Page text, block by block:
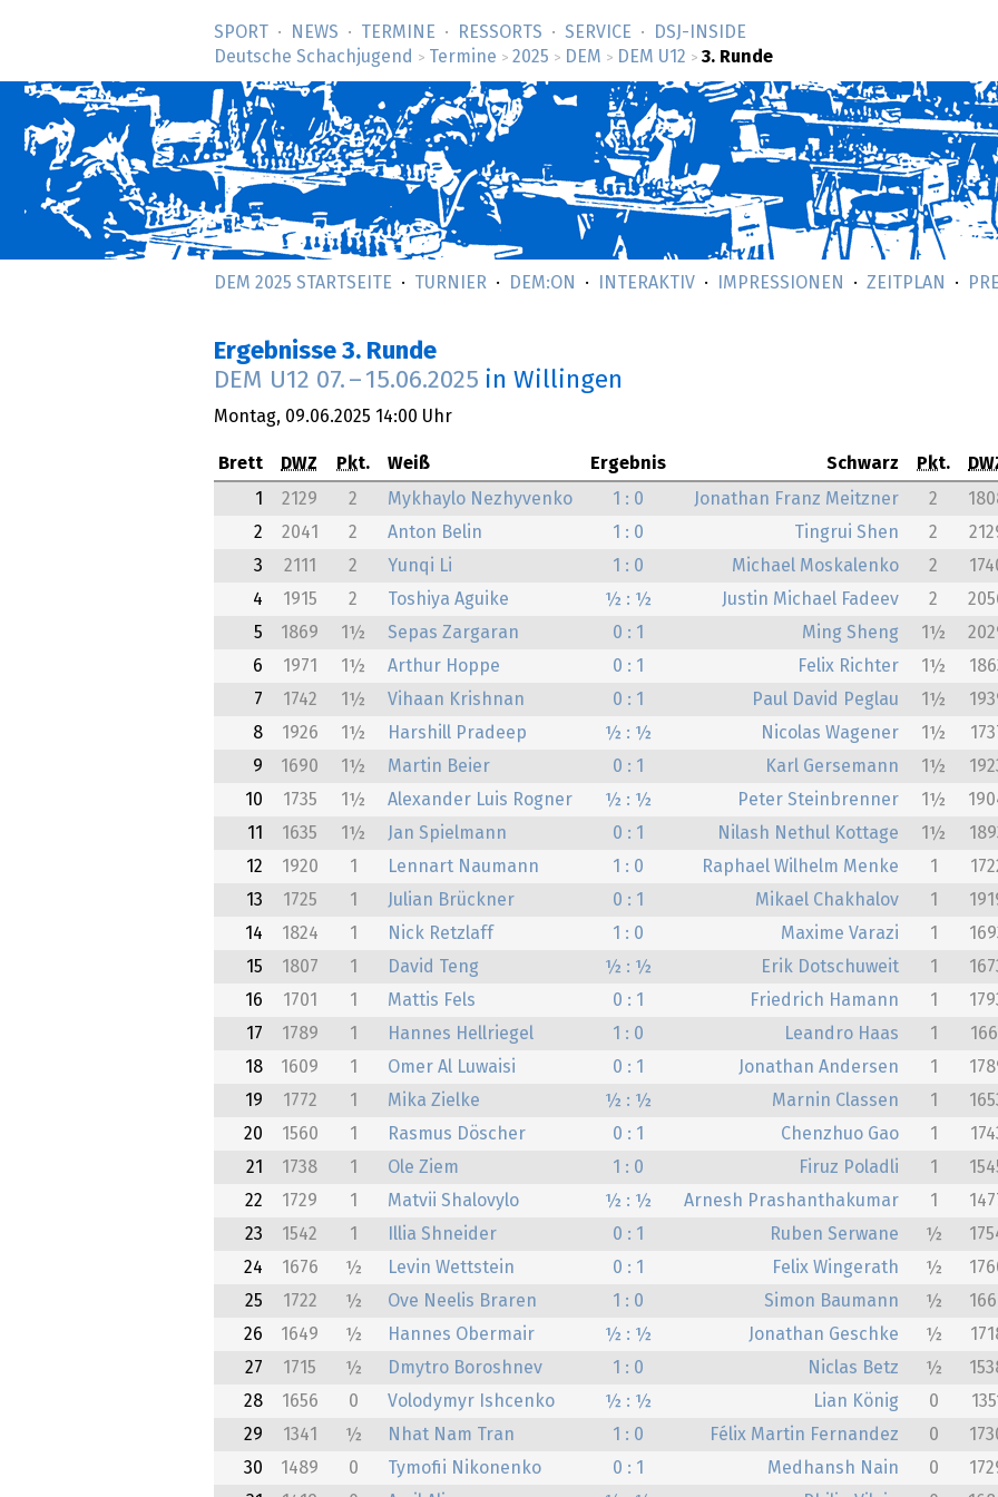
SPORT NEWS TERMINE RESSORTS SERVICE
DSJ-­INSIDE
Deutsche Schachjugend
> Termine > 2025 > DEM > DEM U12 > 3. Runde
DEM 2025 STARTSEITE TURNIER DEM:ON INTERAKTIV IMPRESSIONEN ZEITPLAN
Ergebnisse 3. Runde
DEM U12 07. – 15.06.2025 in Willingen
Montag, 09.06.2025 14:00 Uhr
Brett DWZ Pkt. Weiß Ergebnis Schwarz Pkt.
1
2129 2 Mykhaylo Nezhyvenko 1 : 0 Jonathan Franz Meitzner 2
2
2041 2 Anton Belin 1 : 0 Tingrui Shen 2
3
2111 2 Yunqi Li 1 : 0 Michael Moskalenko 2
4
1915 2 Toshiya Aguike ½ : ½ Justin Michael Fadeev 2
5
1869 1½ Sepas Zargaran 0 : 1 Ming Sheng 1½
6
1971 1½ Arthur Hoppe 0 : 1 Felix Richter 1½
7
1742 1½ Vihaan Krishnan 0 : 1 Paul David Peglau 1½
8
1926 1½ Harshill Pradeep ½ : ½ Nicolas Wagener 1½
9
1690 1½ Martin Beier 0 : 1 Karl Gersemann 1½
10
1735 1½ Alexander Luis Rogner ½ : ½ Peter Steinbrenner 1½
11
1635 1½ Jan Spielmann 0 : 1 Nilash Nethul Kottage 1½
12
1920 1 Lennart Naumann 1 : 0 Raphael Wilhelm Menke 1
13
1725 1 Julian Brückner 0 : 1 Mikael Chakhalov 1
14
1824 1 Nick Retzlaff 1 : 0 Maxime Varazi 1
15
1807 1 David Teng ½ : ½ Erik Dotschuweit 1
16
1701 1 Mattis Fels 0 : 1 Friedrich Hamann 1
17
1789 1 Hannes Hellriegel 1 : 0 Leandro Haas 1
18
1609 1 Omer Al Luwaisi 0 : 1 Jonathan Andersen 1
19
1772 1 Mika Zielke ½ : ½ Marnin Classen 1
20
1560 1 Rasmus Döscher 0 : 1 Chenzhuo Gao 1
21
1738 1 Ole Ziem 1 : 0 Firuz Poladli 1
22
1729 1 Matvii Shalovylo ½ : ½ Arnesh Prashanthakumar 1
23
1542 1 Illia Shneider 0 : 1 Ruben Serwane ½
24
1676 ½ Levin Wettstein 0 : 1 Felix Wingerath ½
25
1722 ½ Ove Neelis Braren 1 : 0 Simon Baumann ½
26
1649 ½ Hannes Obermair ½ : ½ Jonathan Geschke ½
27
1715 ½ Dmytro Boroshnev 1 : 0 Niclas Betz ½
28
1656 0 Volodymyr Ishcenko ½ : ½ Lian König 0
29
1341 ½ Nhat Nam Tran 1 : 0 Félix Martin Fernandez 0
30
1489 0 Tymofii Nikonenko 0 : 1 Medhansh Nain 0